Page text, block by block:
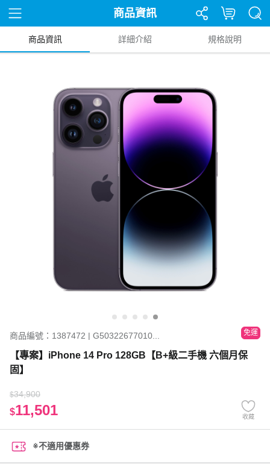
商品資訊
商品資訊 詳細介紹 規格說明
商品編號：1387472 | G50322677010... 免運
【專案】iPhone 14 Pro 128GB【B+級二手機 六個月保
固】
$34,900
$11,501 收藏
※不適用優惠券